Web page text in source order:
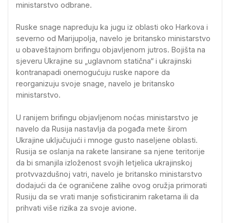
ministarstvo odbrane.
Ruske snage napreduju ka jugu iz oblasti oko Harkova i
severno od Marijupolja, navelo je britansko ministarstvo
u obaveštajnom brifingu objavljenom jutros. Bojišta na
sjeveru Ukrajine su „uglavnom statična“ i ukrajinski
kontranapadi onemogućuju ruske napore da
reorganizuju svoje snage, navelo je britansko
ministarstvo.
U ranijem brifingu objavljenom noćas ministarstvo je
navelo da Rusija nastavlja da pogađa mete širom
Ukrajine uključujući i mnoge gusto naseljene oblasti.
Rusija se oslanja na rakete lansirane sa njene teritorije
da bi smanjila izloženost svojih letjelica ukrajinskoj
protvvazdušnoj vatri, navelo je britansko ministarstvo
dodajući da će ograničene zalihe ovog oružja primorati
Rusiju da se vrati manje sofisticiranim raketama ili da
prihvati više rizika za svoje avione.